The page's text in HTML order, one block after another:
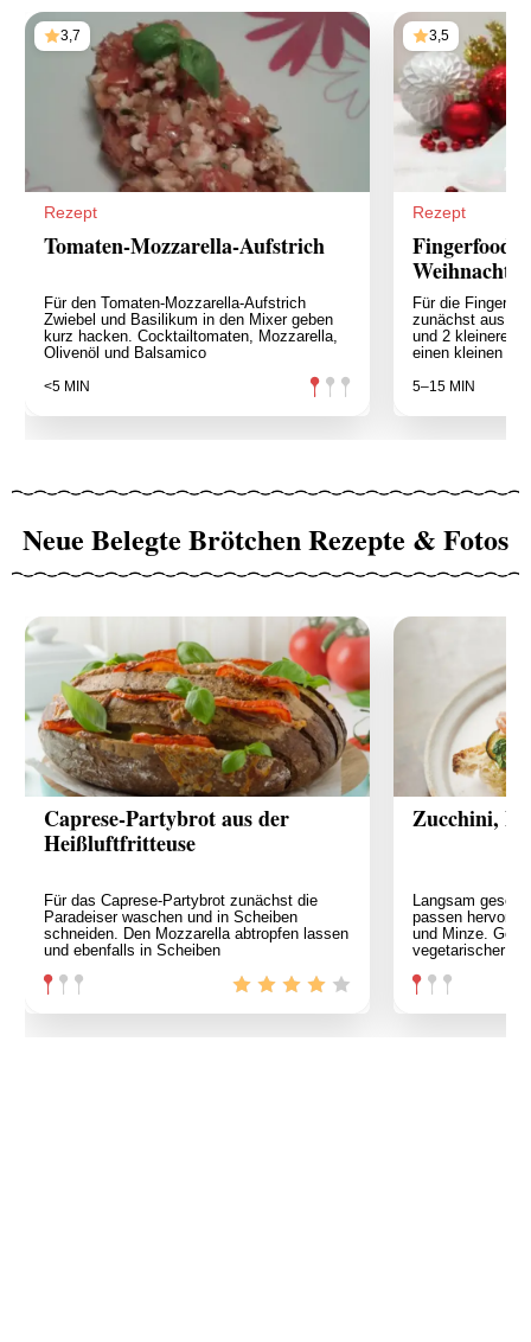
3,7
Rezept
Tomaten-Mozzarella-Aufstrich
Für den Tomaten-Mozzarella-Aufstrich
Zwiebel und Basilikum in den Mixer geben
kurz hacken. Cocktailtomaten, Mozzarella,
Olivenöl und Balsamico
<5 MIN
3,5
Rezept
Fingerfood-
Für die
zunächst aus
und 2 kleinere
einen kleinen
5–15 MIN
Neue Belegte Brötchen Rezepte & Fotos
Caprese-Partybrot aus der
Heißluftfritteuse
Für das Caprese-Partybrot zunächst die
Paradeiser waschen und in Scheiben
schneiden. Den Mozzarella abtropfen lassen
und ebenfalls in Scheiben
Zucchini,
Langsam
passen
und Minze.
vegetarischer